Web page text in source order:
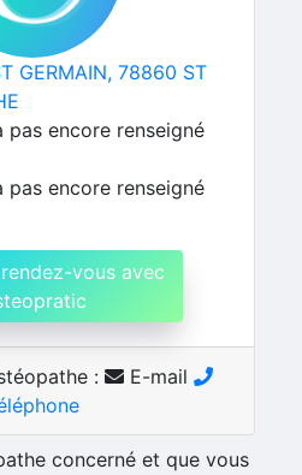
GERMAIN, 78860 ST
pas encore renseigné
pas encore renseigné
vous avec
:
E-mail
concerné et que vous